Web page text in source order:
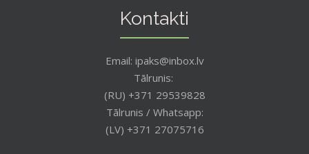
Kontakti
Email: ipaks@inbox.lv
Tālrunis:
(RU) +371 29539828
Tālrunis / Whatsapp:
(LV) +371 27075716